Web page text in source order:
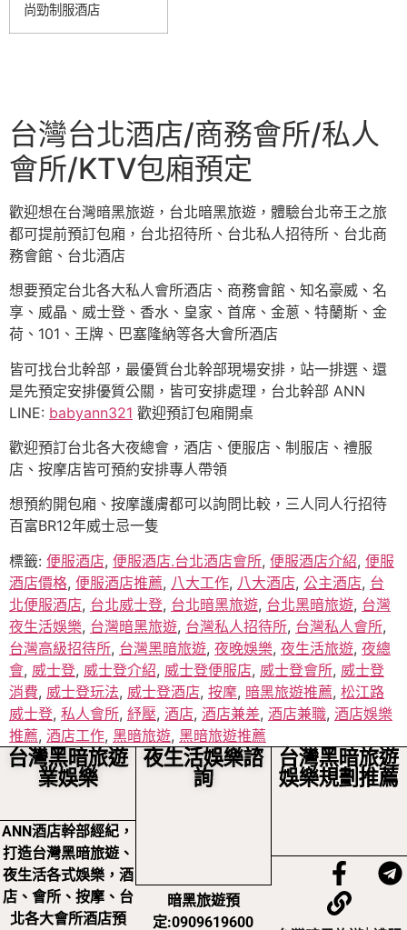
尚勁制服酒店
台灣台北酒店/商務會所/私人
會所/KTV包廂預定
歡迎想在台灣暗黑旅遊，台北暗黑旅遊，體驗台北帝王之旅
都可提前預訂包廂，台北招待所、台北私人招待所、台北商
務會館、台北酒店
想要預定台北各大私人會所酒店、商務會館、知名豪威、名
享、威晶、威士登、香水、皇家、首席、金蔥、特蘭斯、金
荷、101、王牌、巴塞隆納等各大會所酒店
皆可找台北幹部，最優質台北幹部現場安排，站一排選、還
是先預定安排優質公關，皆可安排處理，台北幹部 ANN
LINE: babyann321 歡迎預訂包廂開桌
歡迎預訂台北各大夜總會，酒店、便服店、制服店、禮服
店、按摩店皆可預約安排專人帶領
想預約開包廂、按摩護膚都可以詢問比較，三人同人行招待
百富BR12年威士忌一隻
標籤: 便服酒店, 便服酒店.台北酒店會所, 便服酒店介紹, 便服
酒店價格, 便服酒店推薦, 八大工作, 八大酒店, 公主酒店, 台
北便服酒店, 台北威士登, 台北暗黑旅遊, 台北黑暗旅遊, 台灣
夜生活娛樂, 台灣暗黑旅遊, 台灣私人招待所, 台灣私人會所,
台灣高級招待所, 台灣黑暗旅遊, 夜晚娛樂, 夜生活旅遊, 夜總
會, 威士登, 威士登介紹, 威士登便服店, 威士登會所, 威士登
消費, 威士登玩法, 威士登酒店, 按摩, 暗黑旅遊推薦, 松江路
威士登, 私人會所, 紓壓, 酒店, 酒店兼差, 酒店兼職, 酒店娛樂
推薦, 酒店工作, 黑暗旅遊, 黑暗旅遊推薦
台灣黑暗旅遊
業娛樂
ANN酒店幹部經紀，
打造台灣黑暗旅遊、
夜生活各式娛樂，酒
店、會所、按摩、台
北各大會所酒店預
夜生活娛樂諮
詢
暗黑旅遊預
定:0909619600
台灣黑暗旅遊
娛樂規劃推薦